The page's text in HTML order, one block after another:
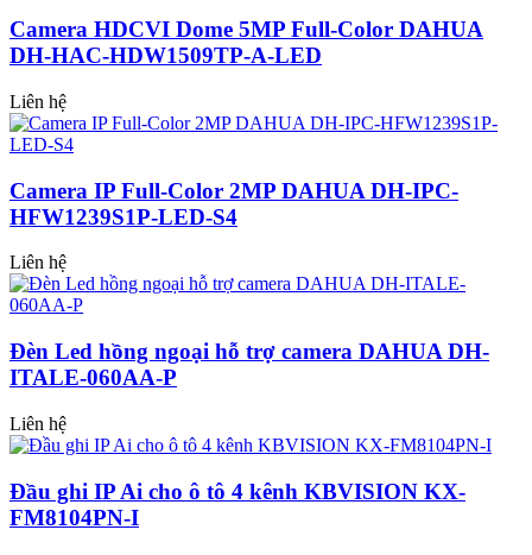
Camera HDCVI Dome 5MP Full-Color DAHUA
DH-HAC-HDW1509TP-A-LED
Liên hệ
Camera IP Full-Color 2MP DAHUA DH-IPC-
HFW1239S1P-LED-S4
Liên hệ
Đèn Led hồng ngoại hỗ trợ camera DAHUA DH-
ITALE-060AA-P
Liên hệ
Đầu ghi IP Ai cho ô tô 4 kênh KBVISION KX-
FM8104PN-I